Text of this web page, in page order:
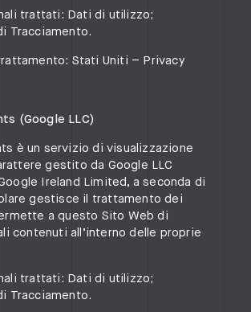
trattati: Dati di utilizzo;
Tracciamento.
Stati Uniti – Privacy
(Google LLC)
è un servizio di visualizzazione
gestito da Google LLC
Ireland Limited, a seconda di
gestisce il trattamento dei
a questo Sito Web di
contenuti all’interno delle proprie
trattati: Dati di utilizzo;
Tracciamento.